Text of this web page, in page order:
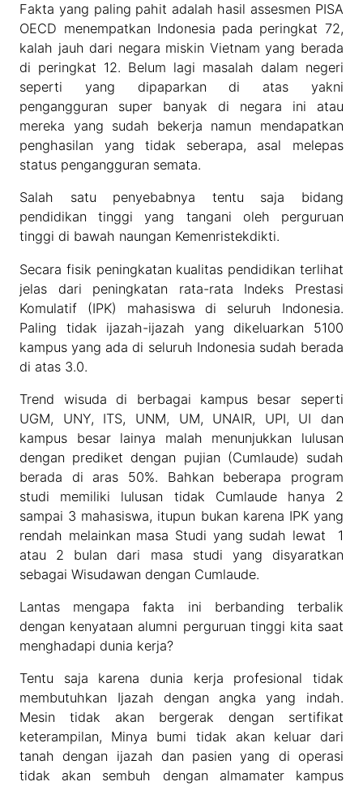
Fakta yang paling pahit adalah hasil assesmen PISA
OECD menempatkan Indonesia pada peringkat 72,
kalah jauh dari negara miskin Vietnam yang berada
di peringkat 12. Belum lagi masalah dalam negeri
seperti yang dipaparkan di atas yakni
pengangguran super banyak di negara ini atau
mereka yang sudah bekerja namun mendapatkan
penghasilan yang tidak seberapa, asal melepas
status pengangguran semata.
Salah satu penyebabnya tentu saja bidang
pendidikan tinggi yang tangani oleh perguruan
tinggi di bawah naungan Kemenristekdikti.
Secara fisik peningkatan kualitas pendidikan terlihat
jelas dari peningkatan rata-rata Indeks Prestasi
Komulatif (IPK) mahasiswa di seluruh Indonesia.
Paling tidak ijazah-ijazah yang dikeluarkan 5100
kampus yang ada di seluruh Indonesia sudah berada
di atas 3.0.
Trend wisuda di berbagai kampus besar seperti
UGM, UNY, ITS, UNM, UM, UNAIR, UPI, UI dan
kampus besar lainya malah menunjukkan lulusan
dengan prediket dengan pujian (Cumlaude) sudah
berada di aras 50%. Bahkan beberapa program
studi memiliki lulusan tidak Cumlaude hanya 2
sampai 3 mahasiswa, itupun bukan karena IPK yang
rendah melainkan masa Studi yang sudah lewat 1
atau 2 bulan dari masa studi yang disyaratkan
sebagai Wisudawan dengan Cumlaude.
Lantas mengapa fakta ini berbanding terbalik
dengan kenyataan alumni perguruan tinggi kita saat
menghadapi dunia kerja?
Tentu saja karena dunia kerja profesional tidak
membutuhkan Ijazah dengan angka yang indah.
Mesin tidak akan bergerak dengan sertifikat
keterampilan, Minya bumi tidak akan keluar dari
tanah dengan ijazah dan pasien yang di operasi
tidak akan sembuh dengan almamater kampus